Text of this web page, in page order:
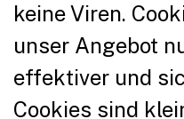
keine Viren.
unser Angebot
effektiver und
Cookies sind